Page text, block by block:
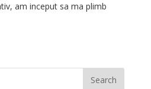
am inceput sa ma plimb